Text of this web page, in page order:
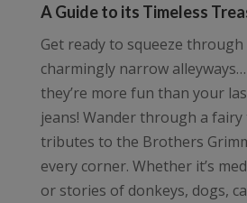
A Guide to its Timeless
Get ready to squeeze through
charmingly narrow
they’re more fun than your
jeans! Wander through a
tributes to the Brothers
every corner. Whether it’s
or stories of donkeys, dogs,